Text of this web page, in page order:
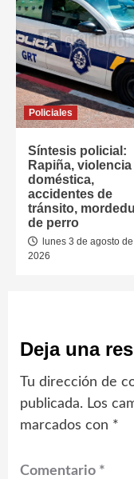
Policiales
Síntesis policial:
Rapiña, violencia
doméstica,
accidentes de
tránsito,
de perro
lunes 3 de agosto de
2026
Deja una
Tu dirección de
publicada. Los
marcados con *
Comentario *